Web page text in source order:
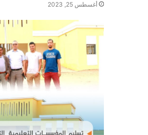
أغسطس 25, 2023